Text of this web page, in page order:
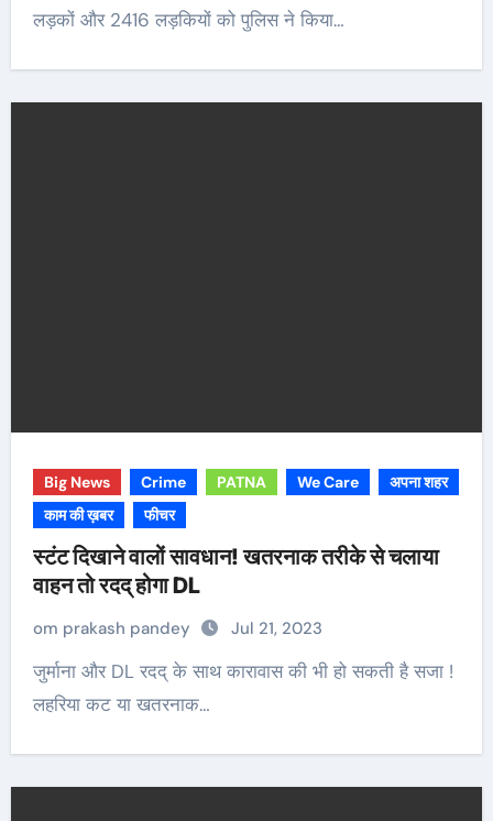
लड़कों और 2416 लड़कियों को पुलिस ने किया…
Big News Crime PATNA We Care
अपना शहर
काम की ख़बर
फीचर
स्टंट दिखाने वालों सावधान! खतरनाक तरीके से चलाया
वाहन तो रदद् होगा DL
om prakash pandey Jul 21, 2023
जुर्माना और DL रदद् के साथ कारावास की भी हो सकती है सजा !
लहरिया कट या खतरनाक…